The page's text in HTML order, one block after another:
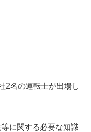
2名の運転士が出場し
に関する必要な知識